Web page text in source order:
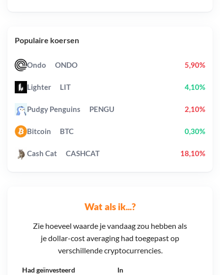
Wat als ik...?
Zie hoeveel waarde je vandaag zou hebben als
je dollar-cost averaging had toegepast op
verschillende cryptocurrencies.
Had geïnvesteerd In
Populaire koersen
Ondo ONDO 5,90%
Lighter LIT 4,10%
Pudgy Penguins PENGU 2,10%
Bitcoin BTC 0,30%
Cash Cat CASHCAT 18,10%